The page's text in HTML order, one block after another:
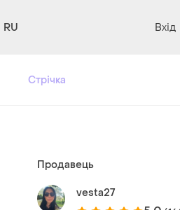
RU Вхід
Стрічка
Продавець
vesta27